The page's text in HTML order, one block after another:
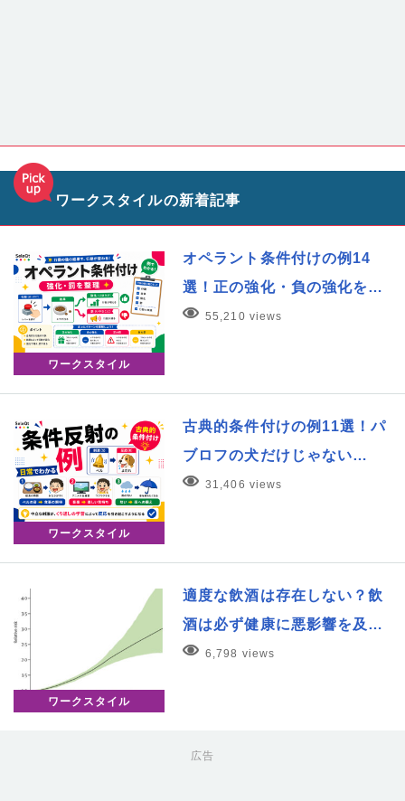
ワークスタイルの新着記事
ワークスタイル
オペラント条件付けの例14
選！正の強化・負の強化を…
55,210 views
ワークスタイル
古典的条件付けの例11選！パ
ブロフの犬だけじゃない…
31,406 views
ワークスタイル
適度な飲酒は存在しない？飲
酒は必ず健康に悪影響を及…
6,798 views
広告